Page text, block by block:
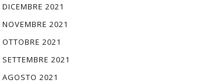
DICEMBRE 2021
NOVEMBRE 2021
OTTOBRE 2021
SETTEMBRE 2021
AGOSTO 2021